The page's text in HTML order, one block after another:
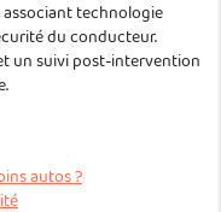
technologie
du conducteur.
un suivi post-intervention
autos ?